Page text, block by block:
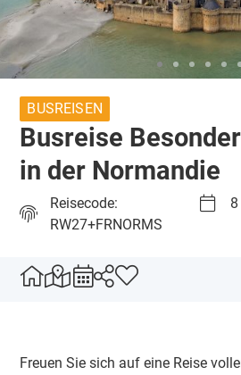
BUSREISEN
Busreise
in der Normandie
Reisecode:
RW27+FRNORMS
Freuen Sie sich auf eine Reise